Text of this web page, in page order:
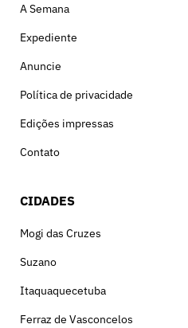
A Semana
Expediente
Anuncie
Política de privacidade
Edições impressas
Contato
CIDADES
Mogi das Cruzes
Suzano
Itaquaquecetuba
Ferraz de Vasconcelos